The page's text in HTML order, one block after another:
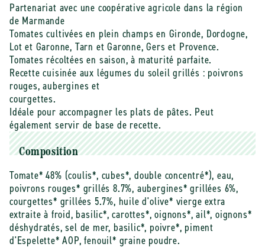
Partenariat avec une coopérative agricole dans la région
de Marmande
Tomates cultivées en plein champs en Gironde, Dordogne,
Lot et Garonne, Tarn et Garonne, Gers et Provence.
Tomates récoltées en saison, à maturité parfaite.
Recette cuisinée aux légumes du soleil grillés : poivrons
rouges, aubergines et
courgettes.
Idéale pour accompagner les plats de pâtes. Peut
également servir de base de recette.
Composition
Tomate* 48% (coulis*, cubes*, double concentré*), eau,
poivrons rouges* grillés 8.7%, aubergines* grillées 6%,
courgettes* grillées 5.7%, huile d'olive* vierge extra
extraite à froid, basilic*, carottes*, oignons*, ail*, oignons*
déshydratés, sel de mer, basilic*, poivre*, piment
d'Espelette* AOP, fenouil* graine poudre.